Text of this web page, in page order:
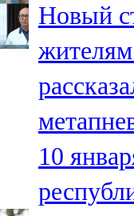
106,1
Кама
71,51
Кукмара
107,9
Новый
жителям
10